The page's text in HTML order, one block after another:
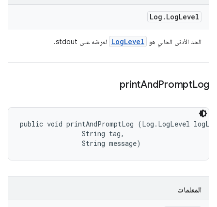
Log . LogLevel
الحد الأدنى الحالي هو LogLevel لعرضه على stdout.
printAndPromptLog
public void printAndPromptLog (Log.LogLevel
                String tag,
                String message)
المعلمات